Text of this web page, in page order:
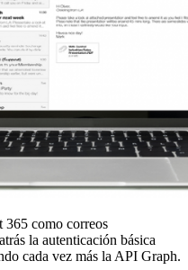
365 como correos
la autenticación básica
cada vez más la API Graph.